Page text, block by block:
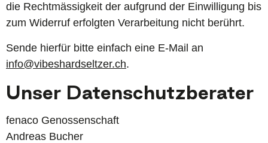
die Rechtmässigkeit der aufgrund der Einwilligung bis
zum Widerruf erfolgten Verarbeitung nicht berührt.
Sende hierfür bitte einfach eine E-Mail an
info@vibeshardseltzer.ch.
Unser Datenschutzberater
fenaco Genossenschaft
Andreas Bucher